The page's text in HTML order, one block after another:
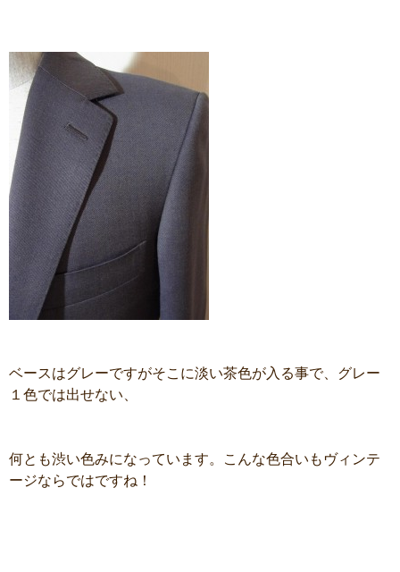
ベースはグレーですがそこに淡い茶色が入る事で、グレー
１色では出せない、
何とも渋い色みになっています。こんな色合いもヴィンテ
ージならではですね！